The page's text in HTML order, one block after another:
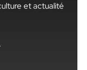
et actualité